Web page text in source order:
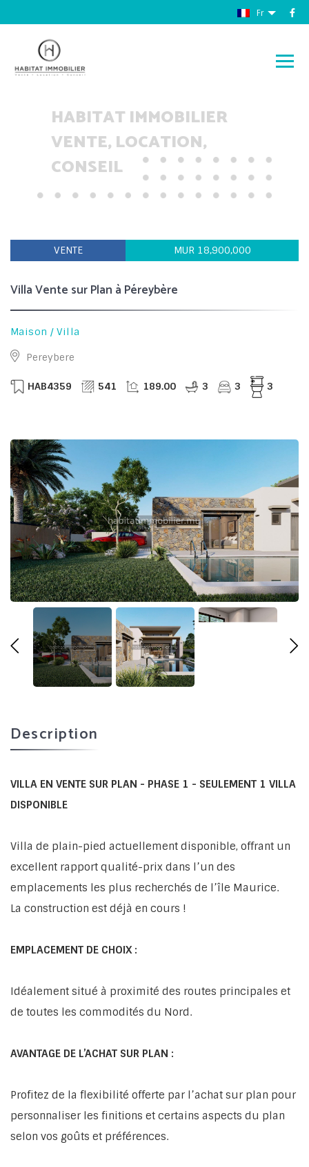
Fr
HABITAT IMMOBILIER
VENTE, LOCATION,
CONSEIL
VENTE MUR 18,900,000
Villa Vente sur Plan à Péreybère
Maison / Villa
Pereybere
HAB4359 541 189.00 3 3 3
Description
VILLA EN VENTE SUR PLAN - PHASE 1 - SEULEMENT 1 VILLA
DISPONIBLE
Villa de plain-pied actuellement disponible, offrant un
excellent rapport qualité-prix dans l’un des
emplacements les plus recherchés de l’île Maurice.
La construction est déjà en cours !
EMPLACEMENT DE CHOIX :
Idéalement situé à proximité des routes principales et
de toutes les commodités du Nord.
AVANTAGE DE L’ACHAT SUR PLAN :
Profitez de la flexibilité offerte par l’achat sur plan pour
personnaliser les finitions et certains aspects du plan
selon vos goûts et préférences.